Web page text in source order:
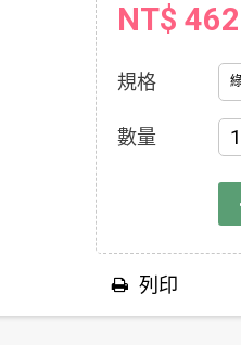
NT$ 462
規格
數量
列印